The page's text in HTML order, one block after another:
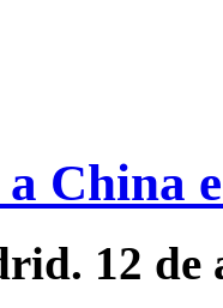
a China
12 de